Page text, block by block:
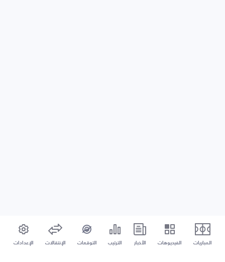
المباريات الفيديوهات الأخبار الترتيب التوقعات الإنتقالات الإعدادات